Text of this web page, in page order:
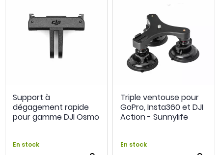
Support à
dégagement rapide
pour gamme DJI Osmo
En stock
Triple ventouse pour
GoPro, Insta360 et DJI
Action - Sunnylife
En stock